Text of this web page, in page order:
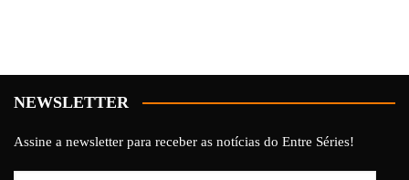
NEWSLETTER
Assine a newsletter para receber as notícias do Entre Séries!